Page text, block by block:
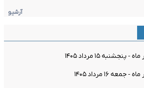
آرشیو
۱۵ مرداد ۱۴۰۵
۱۶ مرداد ۱۴۰۵